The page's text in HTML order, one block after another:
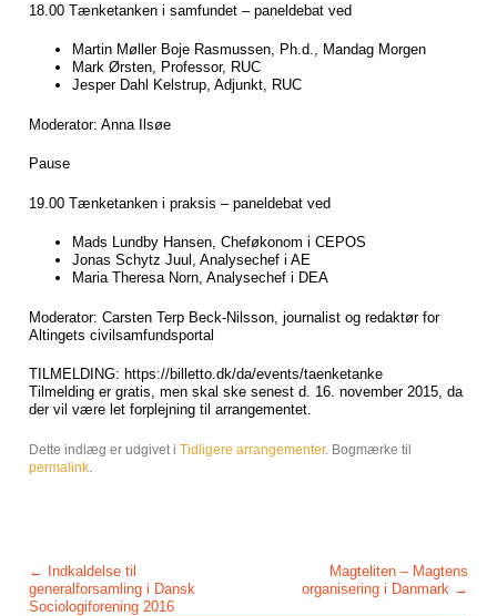
18.00 Tænketanken i samfundet – paneldebat ved
Martin Møller Boje Rasmussen, Ph.d., Mandag Morgen
Mark Ørsten, Professor, RUC
Jesper Dahl Kelstrup, Adjunkt, RUC
Moderator: Anna Ilsøe
Pause
19.00 Tænketanken i praksis – paneldebat ved
Mads Lundby Hansen, Cheføkonom i CEPOS
Jonas Schytz Juul, Analysechef i AE
Maria Theresa Norn, Analysechef i DEA
Moderator: Carsten Terp Beck-Nilsson, journalist og redaktør for
Altingets civilsamfundsportal
TILMELDING: https://billetto.dk/da/events/taenketanke
Tilmelding er gratis, men skal ske senest d. 16. november 2015, da
der vil være let forplejning til arrangementet.
Dette indlæg er udgivet i Tidligere arrangementer. Bogmærke til
permalink
Post navigation
Magteliten – Magtens
organisering i Danmark →
← Indkaldelse til
generalforsamling i Dansk
Sociologiforening 2016